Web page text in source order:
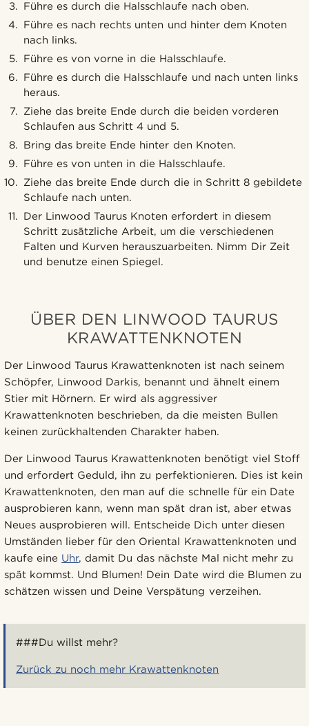
Führe es durch die Halsschlaufe nach oben.
Führe es nach rechts unten und hinter dem Knoten
nach links.
Führe es von vorne in die Halsschlaufe.
Führe es durch die Halsschlaufe und nach unten links
heraus.
Ziehe das breite Ende durch die beiden vorderen
Schlaufen aus Schritt 4 und 5.
Bring das breite Ende hinter den Knoten.
Führe es von unten in die Halsschlaufe.
Ziehe das breite Ende durch die in Schritt 8 gebildete
Schlaufe nach unten.
Der Linwood Taurus Knoten erfordert in diesem
Schritt zusätzliche Arbeit, um die verschiedenen
Falten und Kurven herauszuarbeiten. Nimm Dir Zeit
und benutze einen Spiegel.
ÜBER DEN LINWOOD TAURUS
KRAWATTENKNOTEN
Der Linwood Taurus Krawattenknoten ist nach seinem
Schöpfer, Linwood Darkis, benannt und ähnelt einem
Stier mit Hörnern. Er wird als aggressiver
Krawattenknoten beschrieben, da die meisten Bullen
keinen zurückhaltenden Charakter haben.
Der Linwood Taurus Krawattenknoten benötigt viel Stoff
und erfordert Geduld, ihn zu perfektionieren. Dies ist kein
Krawattenknoten, den man auf die schnelle für ein Date
ausprobieren kann, wenn man spät dran ist, aber etwas
Neues ausprobieren will. Entscheide Dich unter diesen
Umständen lieber für den Oriental Krawattenknoten und
kaufe eine Uhr, damit Du das nächste Mal nicht mehr zu
spät kommst. Und Blumen! Dein Date wird die Blumen zu
schätzen wissen und Deine Verspätung verzeihen.
###Du willst mehr?
Zurück zu noch mehr Krawattenknoten